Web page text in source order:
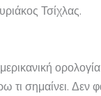
Τσίχλας.
τι σημαίνει. Δεν